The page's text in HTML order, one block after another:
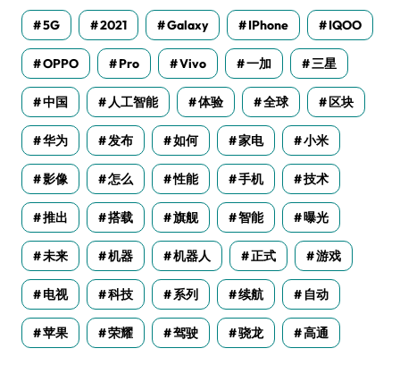
5G 2021 Galaxy IPhone IQOO
OPPO Pro Vivo 一加 三星
中国 人工智能 体验 全球 区块
华为 发布 如何 家电 小米
影像 怎么 性能 手机 技术
推出 搭载 旗舰 智能 曝光
未来 机器 机器人 正式 游戏
电视 科技 系列 续航 自动
苹果 荣耀 驾驶 骁龙 高通